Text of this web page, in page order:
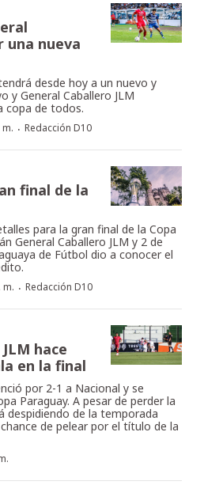
una nueva
desde hoy a un nuevo y
y General Caballero JLM
copa de todos.
· Redacción D10
final de la
para la gran final de la Copa
General Caballero JLM y 2 de
de Fútbol dio a conocer el
m. · Redacción D10
hace
en la final
por 2-1 a Nacional y se
Paraguay. A pesar de perder la
despidiendo de la temporada
de pelear por el título de la